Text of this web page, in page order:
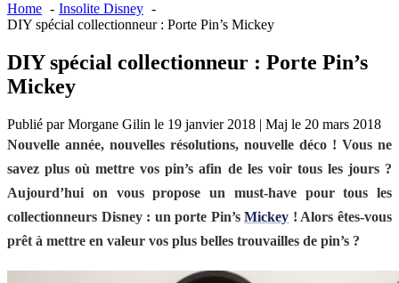
Home
Insolite Disney
DIY spécial collectionneur : Porte Pin’s Mickey
DIY spécial collectionneur : Porte Pin’s
Mickey
Publié parMorgane Gilin le 19 janvier 2018 | Maj le 20 mars 2018
Nouvelle année, nouvelles résolutions, nouvelle déco ! Vous ne
savez plus où mettre vos pin’s afin de les voir tous les jours ?
Aujourd’hui on vous propose un must-have pour tous les
collectionneurs Disney : un porte Pin’sMickey ! Alors êtes-vous
prêt à mettre en valeur vos plus belles trouvailles de pin’s ?